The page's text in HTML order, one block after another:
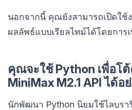
นอกจากนี้ คุณยังสามารถเปิดใช้
ผลลัพธ์แบบเรียลไทม์ได้โดยการ
คุณจะใช้ Python เพื่อโ
MiniMax M2.1 API ได้อ
นักพัฒนา Python นิยมใช้ไลบรา